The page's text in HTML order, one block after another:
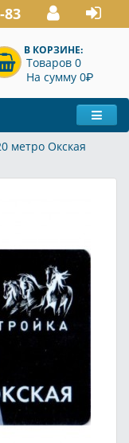
83
В КОРЗИНЕ:
Товаров 0
На сумму 0P
метро Окская